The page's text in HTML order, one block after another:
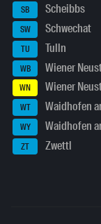
SB Scheibbs
SW Schwechat
TU Tulln
WB Wiener
WN Wiener
WT Waidhofen
WY Waidhofen
ZT Zwettl